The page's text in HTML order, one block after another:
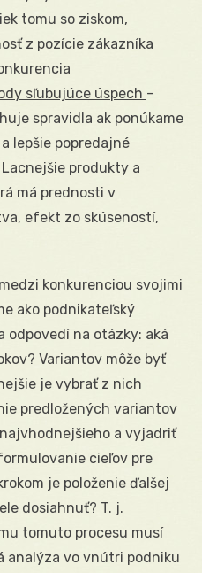
tomu so ziskom,
z pozície zákazníka
sľubujúce úspech –
spravidla ak ponúkame
lepšie popredajné
produkty a
má prednosti v
efekt zo skúseností,
konkurenciou svojimi
ako podnikateľský
odpovedí na otázky: aká
Variantov môže byť
je vybrať z nich
predložených variantov
a vyjadriť
cieľov pre
je položenie ďalšej
dosiahnuť? T. j.
tomuto procesu musí
analýza vo vnútri podniku